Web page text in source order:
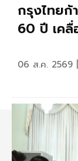
กรุงไทยก้
60 ปี เคลื่
06 ส.ค. 2569